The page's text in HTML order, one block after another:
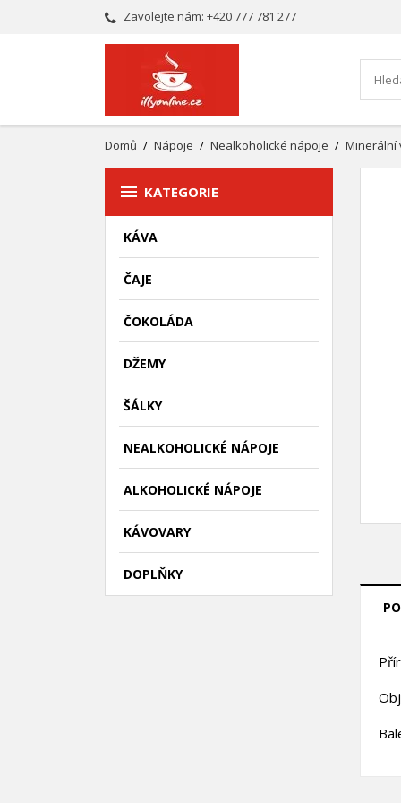
Zavolejte nám: +420 777 781 277
Domů Nápoje Nealkoholické nápoje Minerální
 KATEGORIE
KÁVA
ČAJE
ČOKOLÁDA
DŽEMY
ŠÁLKY
NEALKOHOLICKÉ NÁPOJE
ALKOHOLICKÉ NÁPOJE
KÁVOVARY
DOPLŇKY